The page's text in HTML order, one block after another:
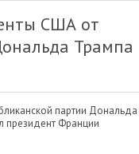
США от
Трампа
партии Дональда
президент Франции